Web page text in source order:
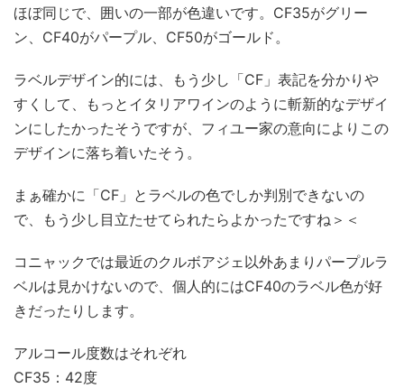
ほぼ同じで、囲いの一部が色違いです。CF35がグリー
ン、CF40がパープル、CF50がゴールド。
ラベルデザイン的には、もう少し「CF」表記を分かりや
すくして、もっとイタリアワインのように斬新的なデザイ
ンにしたかったそうですが、フィユー家の意向によりこの
デザインに落ち着いたそう。
まぁ確かに「CF」とラベルの色でしか判別できないの
で、もう少し目立たせてられたらよかったですね＞＜
コニャックでは最近のクルボアジェ以外あまりパープルラ
ベルは見かけないので、個人的にはCF40のラベル色が好
きだったりします。
アルコール度数はそれぞれ
CF35：42度